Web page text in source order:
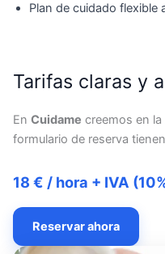
Plan de cuidado flexible
Tarifas claras y
En Cuidame creemos en
formulario de reserva
18 € / hora + IVA
Reservar ahora